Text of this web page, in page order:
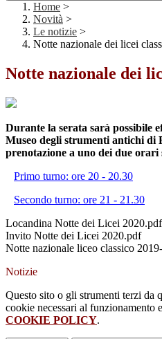
Home >
Novità >
Le notizie >
Notte nazionale dei licei
Notte nazionale dei
Durante la serata sarà possibile
Museo degli strumenti antichi di
prenotazione a uno dei due orari
Primo turno: ore 20 - 20.30
Secondo turno: ore 21 - 21.30
Locandina Notte dei Licei 2020.pdf
Invito Notte dei Licei 2020.pdf
Notte nazionale liceo classico
Notizie
Questo sito o gli strumenti terzi da
cookie necessari al
COOKIE POLICY.